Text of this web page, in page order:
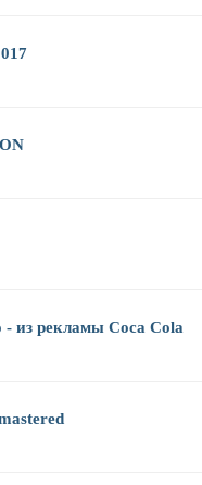
из рекламы Coca Cola